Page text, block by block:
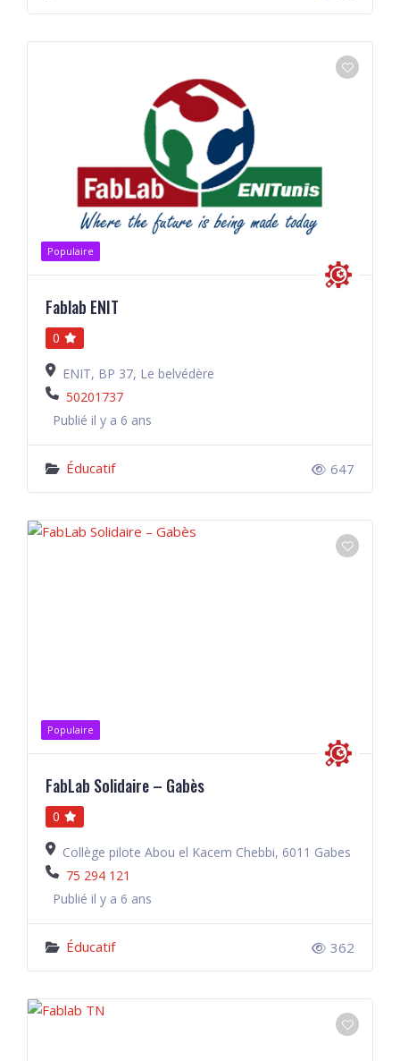
Populaire
Fablab ENIT
0
ENIT, BP 37, Le belvédère
50201737
Publié il y a 6 ans
Éducatif 647
Populaire
FabLab Solidaire – Gabès
0
Collège pilote Abou el Kacem Chebbi, 6011 Gabes
75 294 121
Publié il y a 6 ans
Éducatif 362